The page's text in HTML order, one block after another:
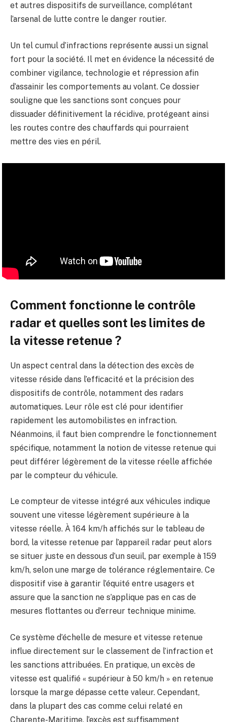
et autres dispositifs de surveillance, complétant
l’arsenal de lutte contre le danger routier.
Un tel cumul d’infractions représente aussi un signal
fort pour la société. Il met en évidence la nécessité de
combiner vigilance, technologie et répression afin
d’assainir les comportements au volant. Ce dossier
souligne que les sanctions sont conçues pour
dissuader définitivement la récidive, protégeant ainsi
les routes contre des chauffards qui pourraient
mettre des vies en péril.
Comment fonctionne le contrôle
radar et quelles sont les limites de
la vitesse retenue ?
Un aspect central dans la détection des excès de
vitesse réside dans l’efficacité et la précision des
dispositifs de contrôle, notamment des radars
automatiques. Leur rôle est clé pour identifier
rapidement les automobilistes en infraction.
Néanmoins, il faut bien comprendre le fonctionnement
spécifique, notamment la notion de vitesse retenue qui
peut différer légèrement de la vitesse réelle affichée
par le compteur du véhicule.
Le compteur de vitesse intégré aux véhicules indique
souvent une vitesse légèrement supérieure à la
vitesse réelle. À 164 km/h affichés sur le tableau de
bord, la vitesse retenue par l’appareil radar peut alors
se situer juste en dessous d’un seuil, par exemple à 159
km/h, selon une marge de tolérance réglementaire. Ce
dispositif vise à garantir l’équité entre usagers et
assure que la sanction ne s’applique pas en cas de
mesures flottantes ou d’erreur technique minime.
Ce système d’échelle de mesure et vitesse retenue
influe directement sur le classement de l’infraction et
les sanctions attribuées. En pratique, un excès de
vitesse est qualifié « supérieur à 50 km/h » en retenue
lorsque la marge dépasse cette valeur. Cependant,
dans la plupart des cas comme celui relaté en
Charente-Maritime, l’excès est suffisamment